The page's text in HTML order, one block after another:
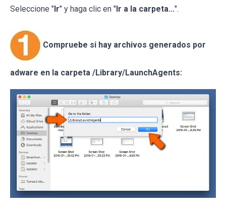
Seleccione "Ir" y haga clic en "Ir a la carpeta...".
Compruebe si hay archivos generados por
adware en la carpeta /Library/LaunchAgents: